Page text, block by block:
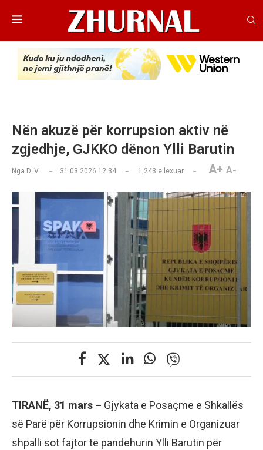
Nën akuzë për korrupsion aktiv në
zgjedhje, GJKKO dënon Ylli Barutin
Nga D. V. 31.03.2026 12:34 1,243 e lexuar A+ A-
TIRANË, 31 mars – Gjykata e Posaçme e Shkallës
së Parë për Korrupsionin dhe Krimin e Organizuar
shpalli sot fajtor të pandehurin Ylli Barutin për